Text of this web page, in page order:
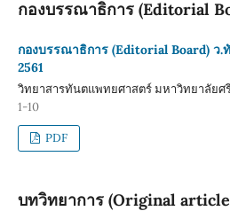
กองบรรณาธิการ (Editorial
กองบรรณาธิการ (Editorial Board) ว.
2561
วิทยาสารทันตแพทยศาสตร์ มหาวิทยาลัย
1-10
PDF
บทวิทยาการ (Original